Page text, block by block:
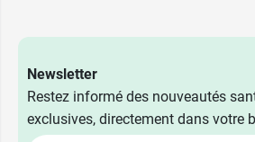
Newsletter
Restez informé des nouveautés
exclusives, directement dans votre